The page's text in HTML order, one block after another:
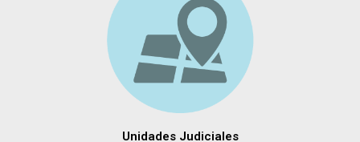
Unidades Judiciales